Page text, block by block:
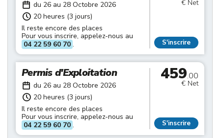
du 26 au 28 Octobre 2026
20 heures (3 jours)
Il reste encore des places
Pour vous inscrire, appelez-nous au
04 22 59 60 70 .
€ Net
S'inscrire
Permis d'Exploitation
du 26 au 28 Octobre 2026
20 heures (3 jours)
Il reste encore des places
Pour vous inscrire, appelez-nous au
04 22 59 60 70 .
459.00
€ Net
S'inscrire